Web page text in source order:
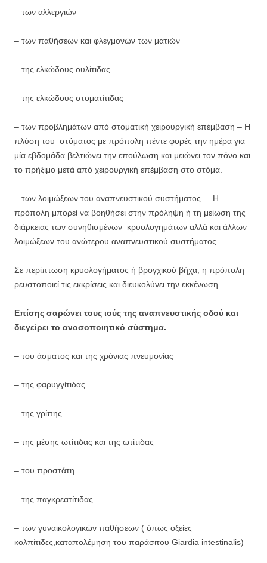
– των αλλεργιών
– των παθήσεων και φλεγμονών των ματιών
– της ελκώδους ουλίτιδας
– της ελκώδους στοματίτιδας
– των προβλημάτων από στοματική χειρουργική επέμβαση – Η
πλύση του στόματος με πρόπολη πέντε φορές την ημέρα για
μία εβδομάδα βελτιώνει την επούλωση και μειώνει τον πόνο και
το πρήξιμο μετά από χειρουργική επέμβαση στο στόμα.
– των λοιμώξεων του αναπνευστικού συστήματος – Η
πρόπολη μπορεί να βοηθήσει στην πρόληψη ή τη μείωση της
διάρκειας των συνηθισμένων κρυολογημάτων αλλά και άλλων
λοιμώξεων του ανώτερου αναπνευστικού συστήματος.
Σε περίπτωση κρυολογήματος ή βρογχικού βήχα, η πρόπολη
ρευστοποιεί τις εκκρίσεις και διευκολύνει την εκκένωση.
Επίσης σαρώνει τους ιούς της αναπνευστικής οδού και
διεγείρει το ανοσοποιητικό σύστημα.
– του άσματος και της χρόνιας πνευμονίας
– της φαρυγγίτιδας
– της γρίπης
– της μέσης ωτίτιδας και της ωτίτιδας
– του προστάτη
– της παγκρεατίτιδας
– των γυναικολογικών παθήσεων ( όπως οξείες
κολπίτιδες,καταπολέμηση του παράσιτου Giardia intestinalis)